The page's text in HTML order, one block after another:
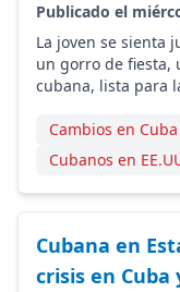
Publicado el
La joven se sienta
un gorro de fiesta,
cubana, lista para
Cambios en Cuba
Cubanos en
Cubana en
crisis en Cuba